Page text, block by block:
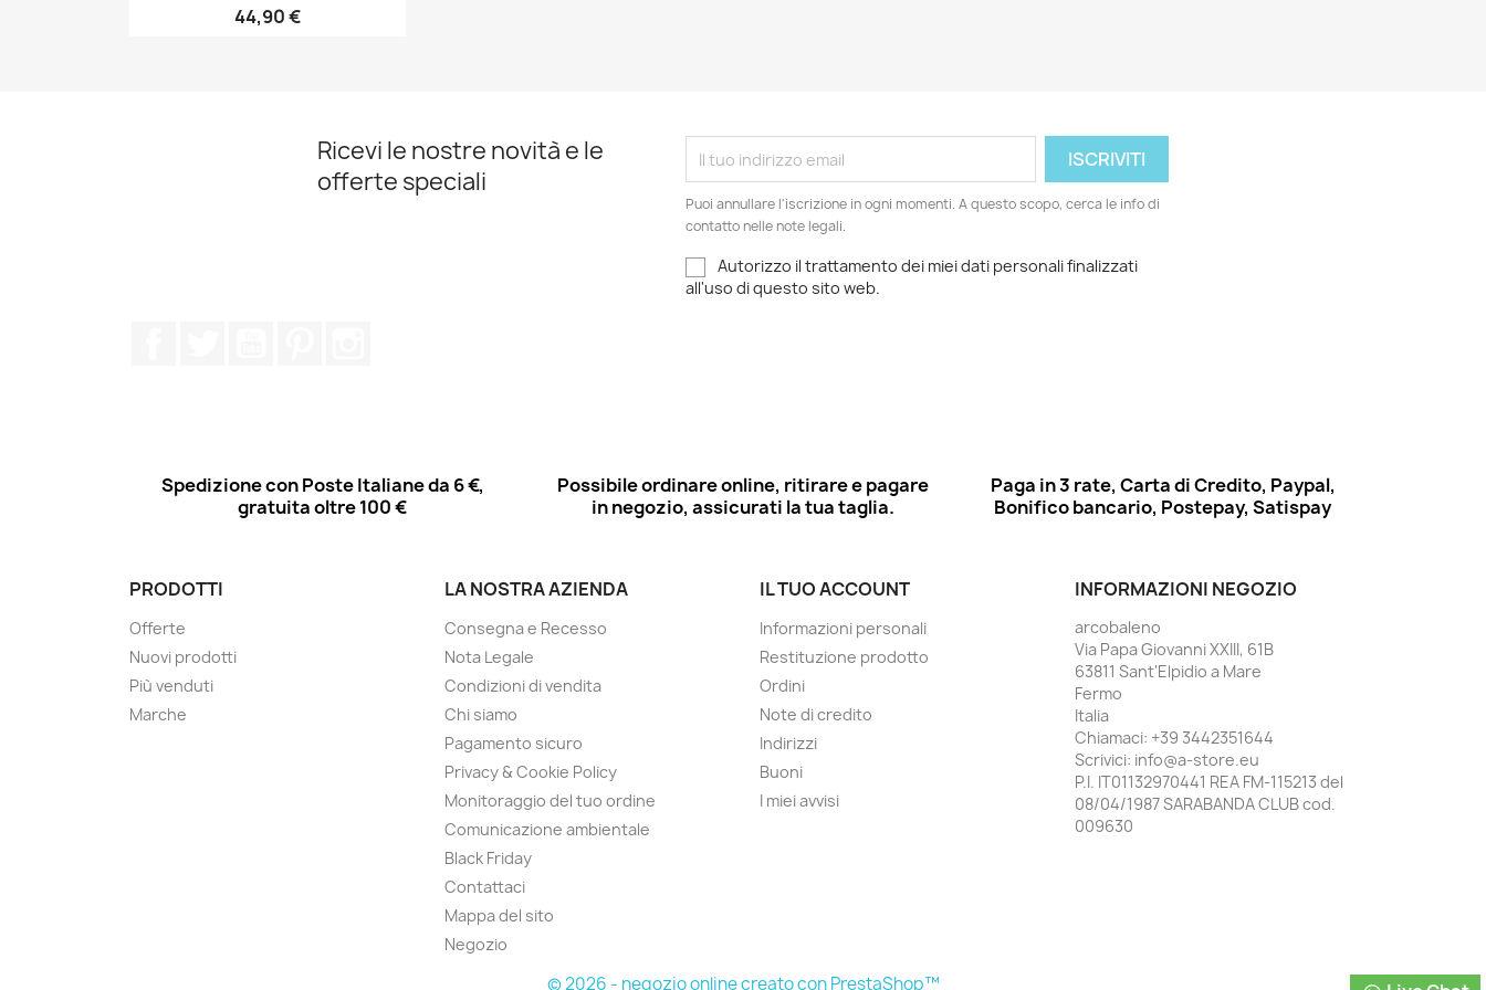
44,90 €
Ricevi le nostre novità e le
offerte speciali
Puoi annullare l'iscrizione in ogni momenti. A questo scopo, cerca le info di
contatto nelle note legali.
Autorizzo il trattamento dei miei dati personali finalizzati
all'uso di questo sito web.
Spedizione con Poste Italiane da 6 €,
gratuita oltre 100 €
Possibile ordinare online, ritirare e pagare
in negozio, assicurati la tua taglia.
Paga in 3 rate, Carta di Credito, Paypal,
Bonifico bancario, Postepay, Satispay
PRODOTTI
Offerte
Nuovi prodotti
Più venduti
Marche
LA NOSTRA AZIENDA
Consegna e Recesso
Nota Legale
Condizioni di vendita
Chi siamo
Pagamento sicuro
Privacy & Cookie Policy
Monitoraggio del tuo ordine
Comunicazione ambientale
Black Friday
Contattaci
Mappa del sito
Negozio
IL TUO ACCOUNT
Informazioni personali
Restituzione prodotto
Ordini
Note di credito
Indirizzi
Buoni
I miei avvisi
INFORMAZIONI NEGOZIO
arcobaleno
Via Papa Giovanni XXIII, 61B
63811 Sant'Elpidio a Mare
Fermo
Italia
Chiamaci: +39 3442351644
Scrivici: info@a-store.eu
P.I. IT01132970441 REA FM-115213 del
08/04/1987 SARABANDA CLUB cod.
009630
© 2026 - negozio online creato con PrestaShop™